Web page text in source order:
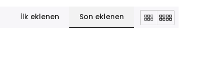
İlk eklenen Son eklenen